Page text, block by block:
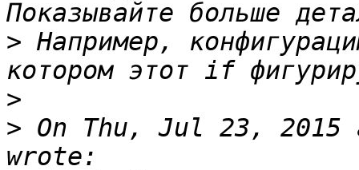
> Например,
>
> On Thu, Jul 23, 2015